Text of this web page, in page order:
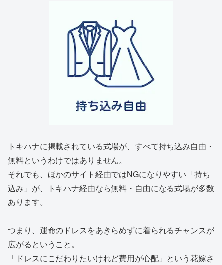
トキハナに掲載されている式場が、すべて持ち込み自由・
無料というわけではありません。
それでも、ほかのサイト経由ではNGになりやすい「持ち
込み」が、トキハナ経由なら無料・自由になる式場が多数
あります。
つまり、運命のドレスをあきらめずに着られるチャンスが
広がるということ。
「ドレスにこだわりたいけれど費用が心配」という花嫁さ